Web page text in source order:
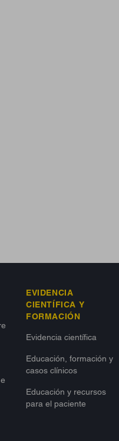
EVIDENCIA
CIENTÍFICA Y
FORMACIÓN
Evidencia científica
Educación, formación y
casos clínicos
Educación y recursos
para el paciente